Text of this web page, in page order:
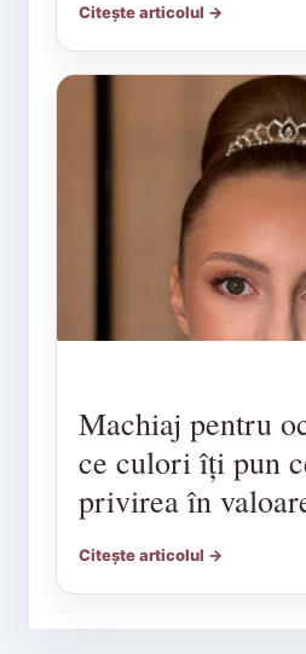
Citește articolul →
Machiaj pentru
ce culori îți pun
privirea în
Citește articolul →